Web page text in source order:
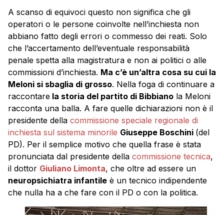
A scanso di equivoci questo non significa che gli
operatori o le persone coinvolte nell’inchiesta non
abbiano fatto degli errori o commesso dei reati. Solo
che l’accertamento dell’eventuale responsabilità
penale spetta alla magistratura e non ai politici o alle
commissioni d’inchiesta. Ma c’è un’altra cosa su cui la
Meloni si sbaglia di grosso. Nella foga di continuare a
raccontare la storia del partito di Bibbiano la Meloni
racconta una balla. A fare quelle dichiarazioni non è il
presidente della commissione speciale regionale di
inchiesta sul sistema minorile Giuseppe Boschini (del
PD). Per il semplice motivo che quella frase è stata
pronunciata dal presidente della commissione tecnica,
il dottor Giuliano Limonta, che oltre ad essere un
neuropsichiatra infantile è un tecnico indipendente
che nulla ha a che fare con il PD o con la politica.